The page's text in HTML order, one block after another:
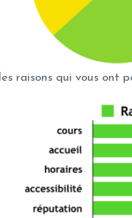
raisons qui vous ont